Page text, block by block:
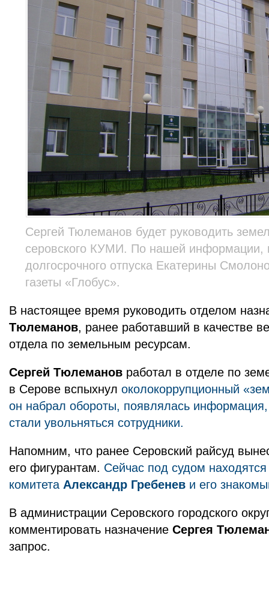
Сергей Тюлеманов будет руководить
серовского КУМИ. По нашей информации,
долгосрочного отпуска Екатерины
газеты «Глобус».
В настоящее время руководить отделом
Тюлеманов, ранее работавший в качестве
отдела по земельным ресурсам.
Сергей Тюлеманов работал в отделе по
в Серове вспыхнул околокоррупционный
он набрал обороты, появлялась информация,
стали увольняться сотрудники.
Напомним, что ранее Серовский райсуд
его фигурантам. Сейчас под судом
комитета Александр Гребенев и его
В администрации Серовского городского
комментировать назначение Сергея
запрос.